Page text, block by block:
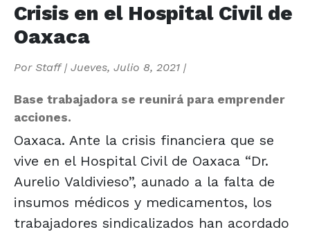
Crisis en el Hospital Civil de
Oaxaca
Por Staff| Jueves, Julio 8, 2021 |
Base trabajadora se reunirá para emprender
acciones.
Oaxaca. Ante la crisis financiera que se
vive en el Hospital Civil de Oaxaca “Dr.
Aurelio Valdivieso”, aunado a la falta de
insumos médicos y medicamentos, los
trabajadores sindicalizados han acordado